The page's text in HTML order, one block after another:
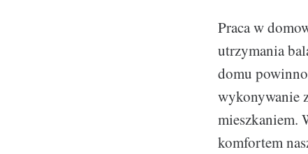
Praca w
utrzymania
domu
wykonywanie
mieszkaniem.
komfortem